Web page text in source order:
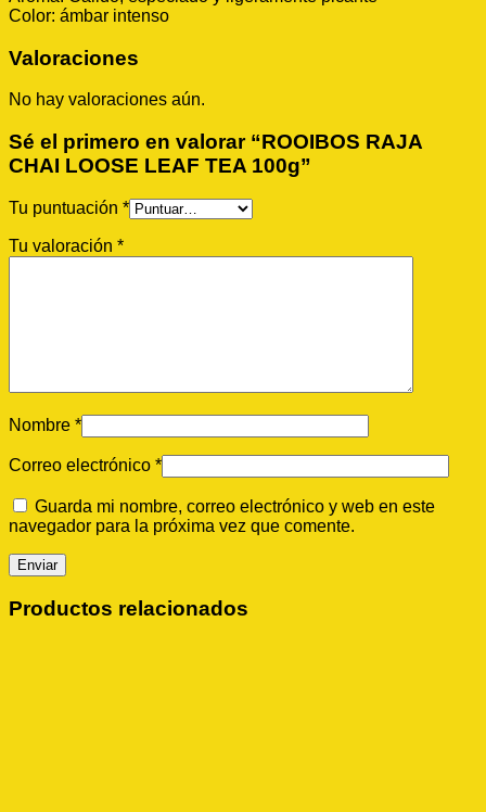
Color: ámbar intenso
Valoraciones
No hay valoraciones aún.
Sé el primero en valorar “ROOIBOS RAJA
CHAI LOOSE LEAF TEA 100g”
Tu puntuación *
Tu valoración *
Nombre *
Correo electrónico *
Guarda mi nombre, correo electrónico y web en este
navegador para la próxima vez que comente.
Productos relacionados